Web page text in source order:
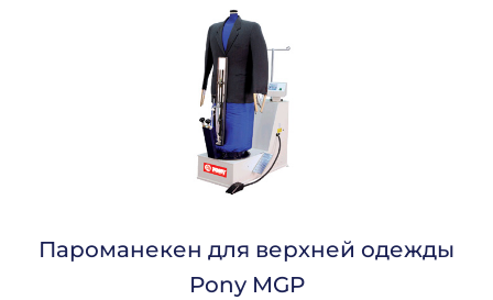
Пароманекен для верхней одежды
Pony MGP